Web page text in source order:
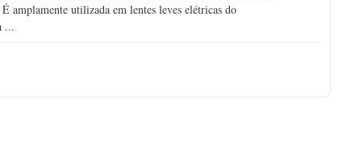
amplamente utilizada em lentes leves elétricas do
...